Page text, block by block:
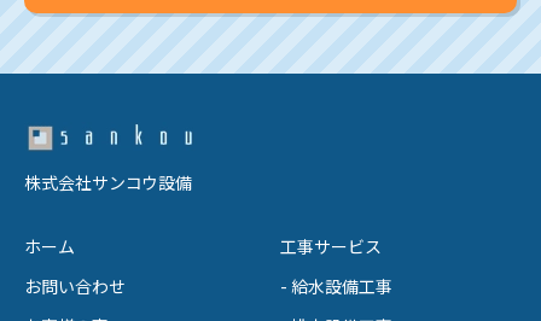
株式会社サンコウ設備
ホーム
お問い合わせ
工事サービス
- 給水設備工事